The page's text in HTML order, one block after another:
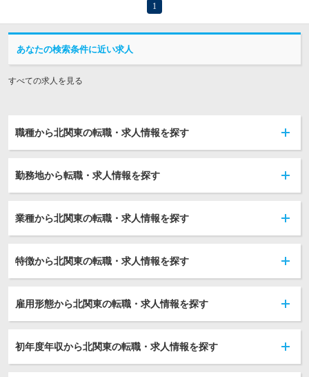
1
あなたの検索条件に近い求人
すべての求人を見る
職種から北関東の転職・求人情報を探す
勤務地から転職・求人情報を探す
業種から北関東の転職・求人情報を探す
特徴から北関東の転職・求人情報を探す
雇用形態から北関東の転職・求人情報を探す
初年度年収から北関東の転職・求人情報を探す